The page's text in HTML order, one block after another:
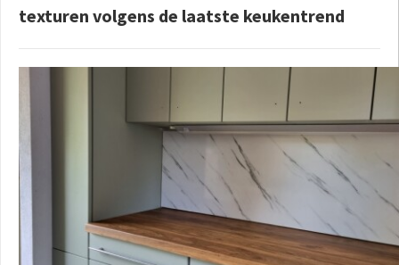
texturen volgens de laatste keukentrend